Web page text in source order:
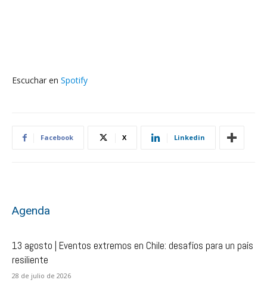
Escuchar en Spotify
Facebook X Linkedin
Agenda
13 agosto | Eventos extremos en Chile: desafíos para un país
resiliente
28 de julio de 2026